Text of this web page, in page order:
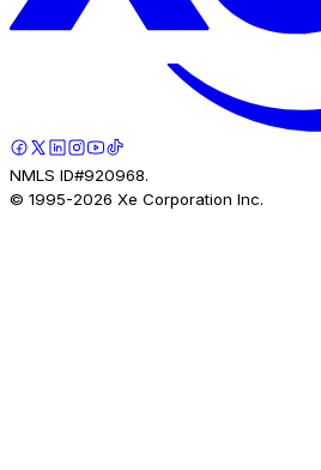
NMLS ID#920968.
© 1995-2026 Xe Corporation Inc.